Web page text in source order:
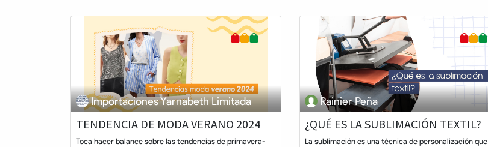
Importaciones Yarnabeth Limitada
TENDENCIA DE MODA VERANO 2024
Toca hacer balance sobre las tendencias de primavera-
Rainier Peña
¿QUÉ ES LA SUBLIMACIÓN TEXTIL?
La sublimación es una técnica de personalización que